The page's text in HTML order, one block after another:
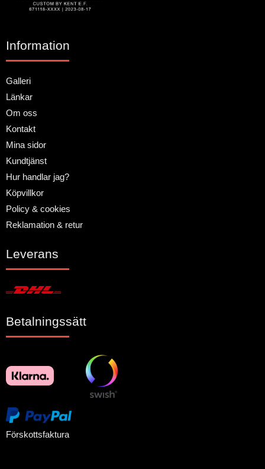
Information
Galleri
Länkar
Om oss
Kontakt
Mina sidor
Kundtjänst
Hur handlar jag?
Köpvillkor
Policy & cookies
Reklamation & retur
Leverans
Betalningssätt
Förskottsfaktura